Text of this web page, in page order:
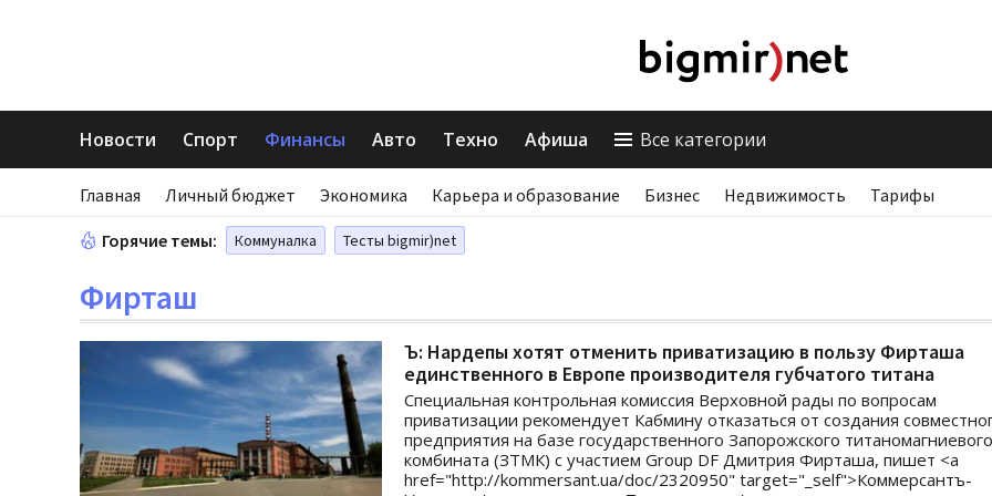
Новости Спорт Финансы Авто Техно Афиша Все категории
Главная Личный бюджет Экономика Карьера и образование Бизнес Недвижимость Тарифы
Горячие темы: Коммуналка Тесты bigmir)net
Фирташ
Ъ: Нардепы хотят отменить приватизацию в пользу Фирташа
единственного в Европе производителя губчатого титана
Специальная контрольная комиссия Верховной рады по вопросам
приватизации рекомендует Кабмину отказаться от создания
предприятия на базе государственного Запорожского титаномагниевого
комбината (ЗТМК) с участием Group DF Дмитрия Фирташа, пишет <a
href="http://kommersant.ua/doc/2320950" target="_self">Коммерсантъ-